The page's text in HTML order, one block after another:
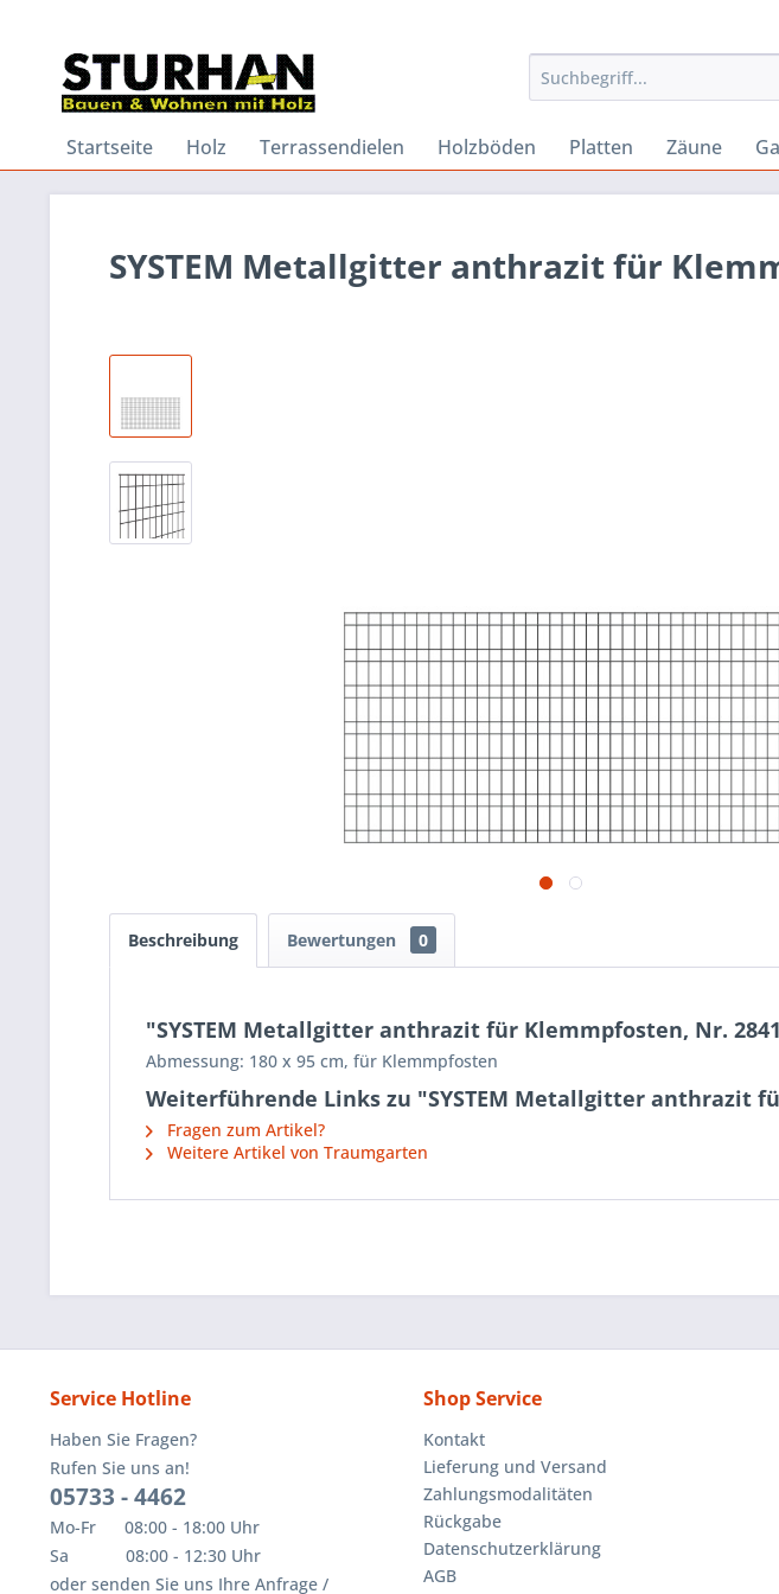
Startseite Holz Terrassendielen Holzböden Platten Zäune
SYSTEM Metallgitter anthrazit für
Beschreibung Bewertungen 0
"SYSTEM Metallgitter anthrazit für Klemmpfosten, Nr.
Abmessung: 180 x 95 cm, für Klemmpfosten
Weiterführende Links zu "SYSTEM Metallgitter anthrazit
Fragen zum Artikel?
Weitere Artikel von Traumgarten
Service Hotline
Haben Sie Fragen?
Rufen Sie uns an!
05733 - 4462
Mo-Fr 08:00 - 18:00 Uhr
Sa 08:00 - 12:30 Uhr
oder senden Sie uns Ihre Anfrage /
Shop Service
Kontakt
Lieferung und Versand
Zahlungsmodalitäten
Rückgabe
Datenschutzerklärung
AGB